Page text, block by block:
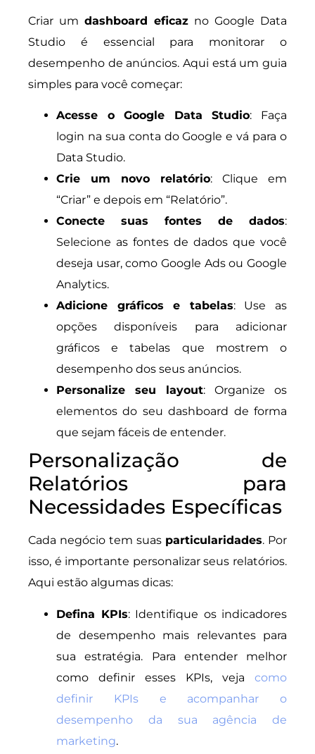
Criar um dashboard eficaz no Google Data
Studio é essencial para monitorar o
desempenho de anúncios. Aqui está um guia
simples para você começar:
Acesse o Google Data Studio: Faça
login na sua conta do Google e vá para o
Data Studio.
Crie um novo relatório: Clique em
“Criar” e depois em “Relatório”.
Conecte suas fontes de dados:
Selecione as fontes de dados que você
deseja usar, como Google Ads ou Google
Analytics.
Adicione gráficos e tabelas: Use as
opções disponíveis para adicionar
gráficos e tabelas que mostrem o
desempenho dos seus anúncios.
Personalize seu layout: Organize os
elementos do seu dashboard de forma
que sejam fáceis de entender.
Personalização de
Relatórios para
Necessidades Específicas
Cada negócio tem suas particularidades. Por
isso, é importante personalizar seus relatórios.
Aqui estão algumas dicas:
Defina KPIs: Identifique os indicadores
de desempenho mais relevantes para
sua estratégia. Para entender melhor
como definir esses KPIs, veja como
definir KPIs e acompanhar o
desempenho da sua agência de
marketing.